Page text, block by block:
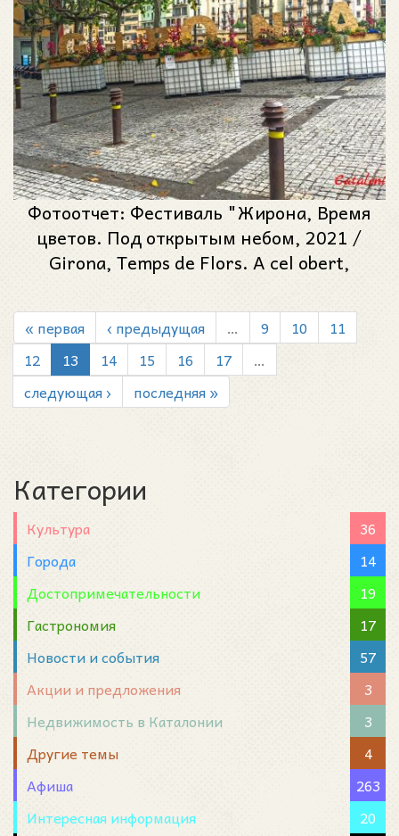
Фотоотчет: Фестиваль "Жирона, Время
цветов. Под открытым небом, 2021 /
Girona, Temps de Flors. A cel obert,
« первая ‹ предыдущая … 9 10
11
12
13 14 15 16 17
…
следующая ›
последняя »
Категории
Культура
36
Города
14
Достопримечательности
19
Гастрономия
17
Новости и события
57
Акции и предложения
3
Недвижимость в Каталонии
3
Другие темы
4
Афиша
263
Интересная информация
20